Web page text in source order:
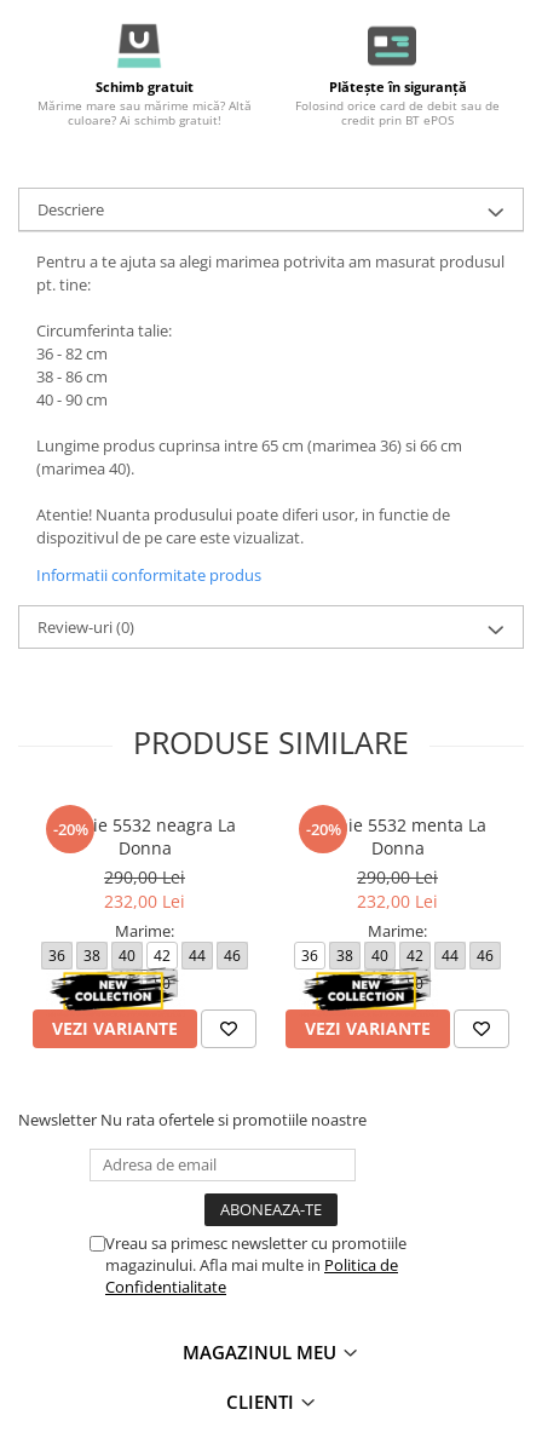
Schimb gratuit
Mărime mare sau mărime mică? Altă
culoare? Ai schimb gratuit!
Plătește în siguranță
Folosind orice card de debit sau de
credit prin BT ePOS
Descriere
Pentru a te ajuta sa alegi marimea potrivita am masurat produsul
pt. tine:
Circumferinta talie:
36 - 82 cm
38 - 86 cm
40 - 90 cm
Lungime produs cuprinsa intre 65 cm (marimea 36) si 66 cm
(marimea 40).
Atentie! Nuanta produsului poate diferi usor, in functie de
dispozitivul de pe care este vizualizat.
Informatii conformitate produs
Review-uri(0)
PRODUSE SIMILARE
-20%
Rochie 5532 neagra La
Donna
290,00 Lei
232,00 Lei
Marime:
36 38 40 42 44
46
48
50
VEZI VARIANTE
-20%
Rochie 5532 menta La
Donna
290,00 Lei
232,00 Lei
Marime:
36 38 40 42 44
46
48
50
VEZI VARIANTE
Newsletter Nu rata ofertele si promotiile noastre
Vreau sa primesc newsletter cu promotiile
magazinului. Afla mai multe in Politica de
Confidentialitate
MAGAZINUL MEU
CLIENTI